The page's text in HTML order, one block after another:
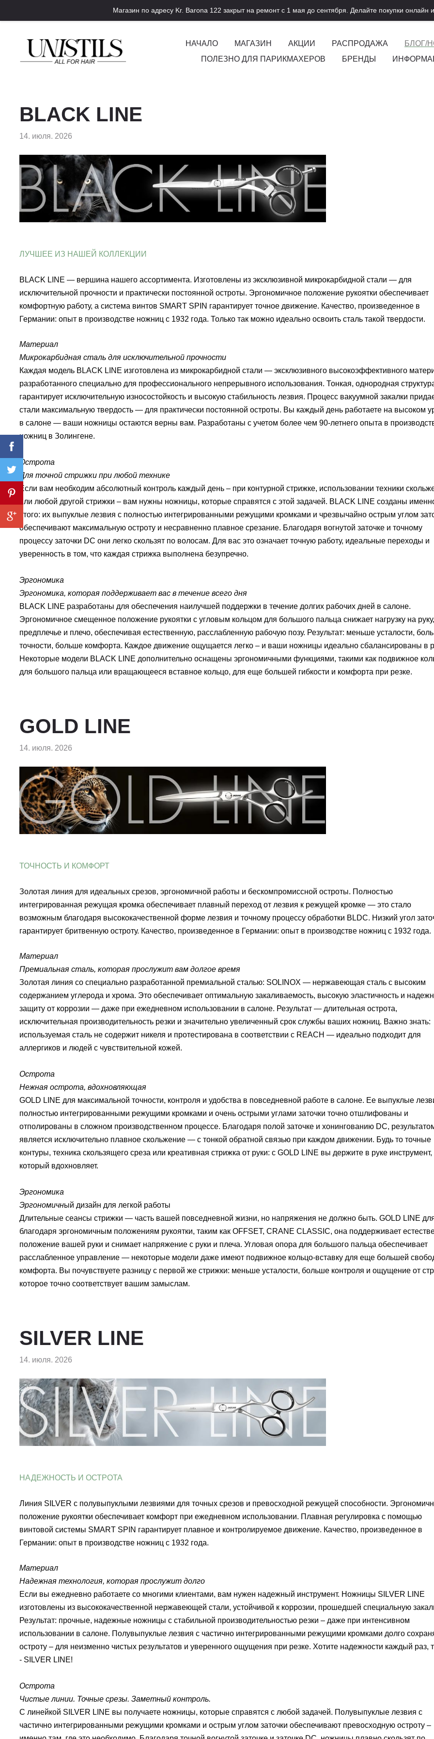
Магазин по адресу Kr. Barona 122 закрыт на ремонт с 1 мая до сентября. Делайте покупки онлайн
НАЧАЛО МАГАЗИН АКЦИИ РАСПРОДАЖА
БЛОГ/
ПОЛЕЗНО ДЛЯ ПАРИКМАХЕРОВ
БРЕНДЫ
BLACK LINE
14. июля. 2026
ЛУЧШЕЕ ИЗ НАШЕЙ КОЛЛЕКЦИИ
BLACK LINE — вершина нашего ассортимента. Изготовлены из эксклюзивной микрокарбидной стали — для
исключительной прочности и практически постоянной остроты. Эргономичное положение рукоятки обеспечивает
комфортную работу, а система винтов SMART SPIN гарантирует точное движение. Качество, произведенное в
Германии: опыт в производстве ножниц с 1932 года. Только так можно идеально освоить сталь такой твердости.
Материал
Микрокарбидная сталь для исключительной прочности
Каждая модель BLACK LINE изготовлена из микрокарбидной стали — эксклюзивного высокоэффективного
разработанного специально для профессионального непрерывного использования. Тонкая, однородная
гарантирует исключительную износостойкость и высокую стабильность лезвия. Процесс вакуумной закалки
стали максимальную твердость — для практически постоянной остроты. Вы каждый день работаете на высоком
в салоне — ваши ножницы остаются верны вам. Разработаны с учетом более чем 90-летнего опыта в
ножниц в Золингене.
Острота
Для точной стрижки при любой технике
Если вам необходим абсолютный контроль каждый день – при контурной стрижке, использовании техники
или любой другой стрижки – вам нужны ножницы, которые справятся с этой задачей. BLACK LINE созданы
этого: их выпуклые лезвия с полностью интегрированными режущими кромками и чрезвычайно острым углом
обеспечивают максимальную остроту и несравненно плавное срезание. Благодаря вогнутой заточке и точному
процессу заточки DC они легко скользят по волосам. Для вас это означает точную работу, идеальные переходы и
уверенность в том, что каждая стрижка выполнена безупречно.
Эргономика
Эргономика, которая поддерживает вас в течение всего дня
BLACK LINE разработаны для обеспечения наилучшей поддержки в течение долгих рабочих дней в салоне.
Эргономичное смещенное положение рукоятки с угловым кольцом для большого пальца снижает нагрузку на руку,
предплечье и плечо, обеспечивая естественную, расслабленную рабочую позу. Результат: меньше усталости,
точности, больше комфорта. Каждое движение ощущается легко – и ваши ножницы идеально сбалансированы в
Некоторые модели BLACK LINE дополнительно оснащены эргономичными функциями, такими как подвижное
для большого пальца или вращающееся вставное кольцо, для еще большей гибкости и комфорта при резке.
GOLD LINE
14. июля. 2026
ТОЧНОСТЬ И КОМФОРТ
Золотая линия для идеальных срезов, эргономичной работы и бескомпромиссной остроты. Полностью
интегрированная режущая кромка обеспечивает плавный переход от лезвия к режущей кромке — это стало
возможным благодаря высококачественной форме лезвия и точному процессу обработки BLDC. Низкий угол
гарантирует бритвенную остроту. Качество, произведенное в Германии: опыт в производстве ножниц с 1932 года.
Материал
Премиальная сталь, которая прослужит вам долгое время
Золотая линия со специально разработанной премиальной сталью: SOLINOX — нержавеющая сталь с высоким
содержанием углерода и хрома. Это обеспечивает оптимальную закаливаемость, высокую эластичность и
защиту от коррозии — даже при ежедневном использовании в салоне. Результат — длительная острота,
исключительная производительность резки и значительно увеличенный срок службы ваших ножниц. Важно знать:
используемая сталь не содержит никеля и протестирована в соответствии с REACH — идеально подходит для
аллергиков и людей с чувствительной кожей.
Острота
Нежная острота, вдохновляющая
GOLD LINE для максимальной точности, контроля и удобства в повседневной работе в салоне. Ее выпуклые
полностью интегрированными режущими кромками и очень острыми углами заточки точно отшлифованы и
отполированы в сложном производственном процессе. Благодаря полой заточке и хонингованию DC,
является исключительно плавное скольжение — с тонкой обратной связью при каждом движении. Будь то точные
контуры, техника скользящего среза или креативная стрижка от руки: с GOLD LINE вы держите в руке инструмент,
который вдохновляет.
Эргономика
Эргономичный дизайн для легкой работы
Длительные сеансы стрижки — часть вашей повседневной жизни, но напряжения не должно быть. GOLD LINE
благодаря эргономичным положениям рукоятки, таким как OFFSET, CRANE CLASSIC, она поддерживает
положение вашей руки и снимает напряжение с руки и плеча. Угловая опора для большого пальца обеспечивает
расслабленное управление — некоторые модели даже имеют подвижное кольцо-вставку для еще большей
комфорта. Вы почувствуете разницу с первой же стрижки: меньше усталости, больше контроля и ощущение от
которое точно соответствует вашим замыслам.
SILVER LINE
14. июля. 2026
НАДЕЖНОСТЬ И ОСТРОТА
Линия SILVER с полувыпуклыми лезвиями для точных срезов и превосходной режущей способности.
положение рукоятки обеспечивает комфорт при ежедневном использовании. Плавная регулировка с помощью
винтовой системы SMART SPIN гарантирует плавное и контролируемое движение. Качество, произведенное в
Германии: опыт в производстве ножниц с 1932 года.
Материал
Надежная технология, которая прослужит долго
Если вы ежедневно работаете со многими клиентами, вам нужен надежный инструмент. Ножницы SILVER LINE
изготовлены из высококачественной нержавеющей стали, устойчивой к коррозии, прошедшей специальную
Результат: прочные, надежные ножницы с стабильной производительностью резки – даже при интенсивном
использовании в салоне. Полувыпуклые лезвия с частично интегрированными режущими кромками долго
остроту – для неизменно чистых результатов и уверенного ощущения при резке. Хотите надежности каждый раз,
- SILVER LINE!
Острота
Чистые линии. Точные срезы. Заметный контроль.
С линейкой SILVER LINE вы получаете ножницы, которые справятся с любой задачей. Полувыпуклые лезвия с
частично интегрированными режущими кромками и острым углом заточки обеспечивают превосходную остроту –